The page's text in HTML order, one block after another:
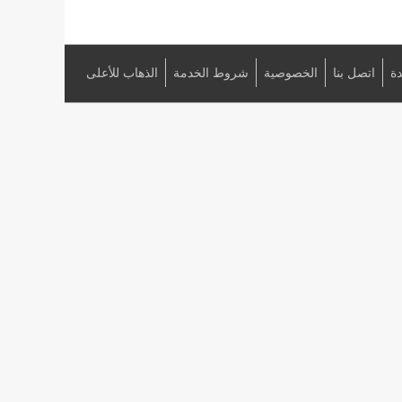
اتصل بنا الخصوصية شروط الخدمة الذهاب للأعلى